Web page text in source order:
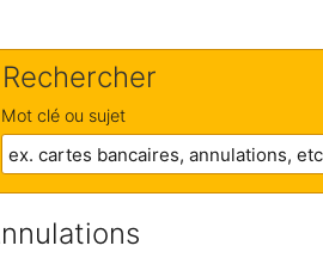
Rechercher
Mot clé ou sujet